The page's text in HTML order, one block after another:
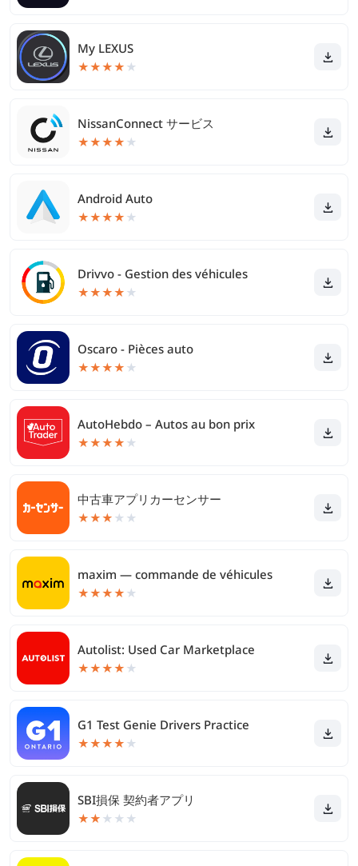
My LEXUS
★★★★ ★
NissanConnect サービス
★★★★ ★
Android Auto
★★★★ ★
Drivvo - Gestion des véhicules
★★★★ ★
Oscaro - Pièces auto
★★★★ ★
AutoHebdo – Autos au bon prix
★★★★ ★
中古車アプリカーセンサー
★★★ ★ ★
maxim — commande de véhicules
★★★★ ★
Autolist: Used Car Marketplace
★★★★ ★
G1 Test Genie Drivers Practice
★★★★ ★
SBI損保 契約者アプリ
★★ ★ ★ ★